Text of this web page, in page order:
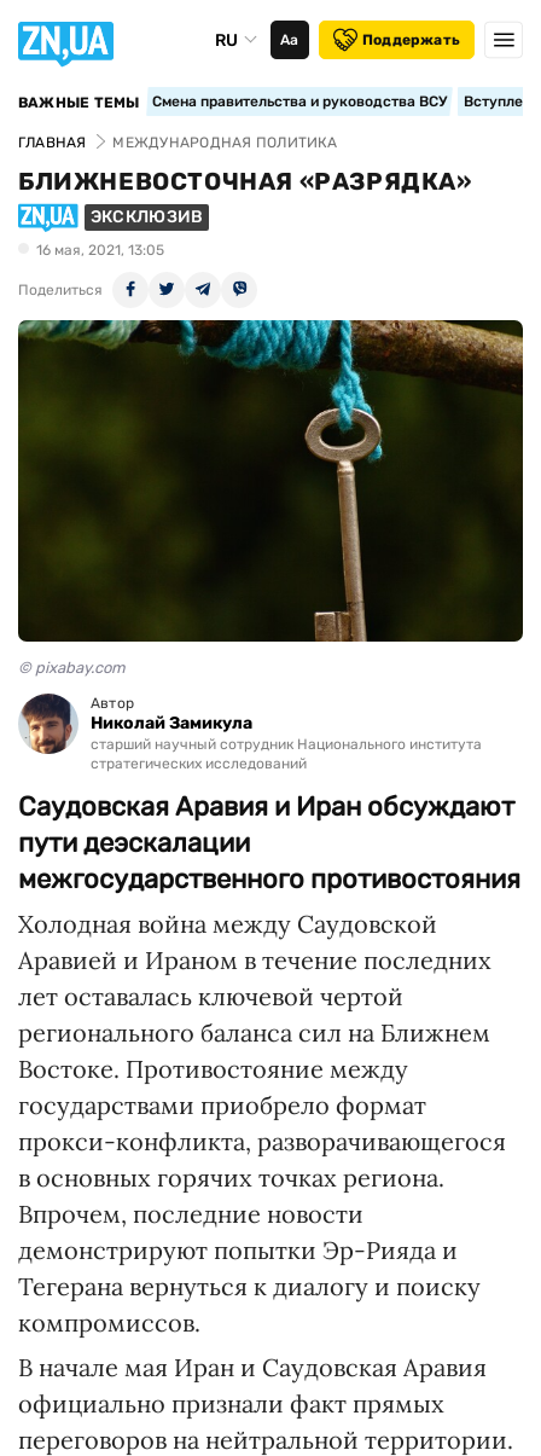
RU Аа Поддержать
ВАЖНЫЕ ТЕМЫ Смена правительства и руководства ВСУ
ГЛАВНАЯ МЕЖДУНАРОДНАЯ ПОЛИТИКА
БЛИЖНЕВОСТОЧНАЯ «РАЗРЯДКА»
ЭКСКЛЮЗИВ
16 мая, 2021, 13:05
Поделиться
© pixabay.com
Автор
Николай Замикула
старший научный сотрудник Национального института
стратегических исследований
Саудовская Аравия и Иран обсуждают
пути деэскалации
межгосударственного противостояния
Холодная война между Саудовской
Аравией и Ираном в течение последних
лет оставалась ключевой чертой
регионального баланса сил на Ближнем
Востоке. Противостояние между
государствами приобрело формат
прокси-конфликта, разворачивающегося
в основных горячих точках региона.
Впрочем, последние новости
демонстрируют попытки Эр-Рияда и
Тегерана вернуться к диалогу и поиску
компромиссов.
В начале мая Иран и Саудовская Аравия
официально признали факт прямых
переговоров на нейтральной территории.